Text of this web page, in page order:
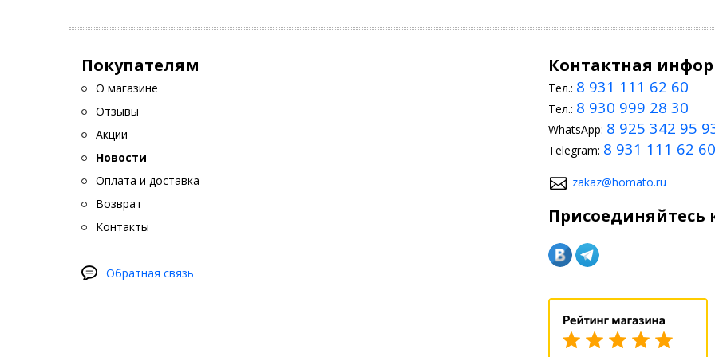
Покупателям
О магазине
Отзывы
Акции
Новости
Оплата и доставка
Возврат
Контакты
Обратная связь
Контактная
Тел.: 8 931 111 62 60
Тел.: 8 930 999 28 30
WhatsApp: 8 925 342 95
Telegram: 8 931 111 62 60
zakaz@homato.ru
Присоединяйтесь